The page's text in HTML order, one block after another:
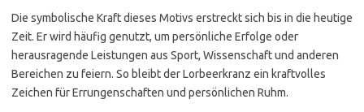
Die symbolische Kraft dieses Motivs erstreckt sich bis in die heutige
Zeit. Er wird häufig genutzt, um persönliche Erfolge oder
herausragende Leistungen aus Sport, Wissenschaft und anderen
Bereichen zu feiern. So bleibt der Lorbeerkranz ein kraftvolles
Zeichen für Errungenschaften und persönlichen Ruhm.